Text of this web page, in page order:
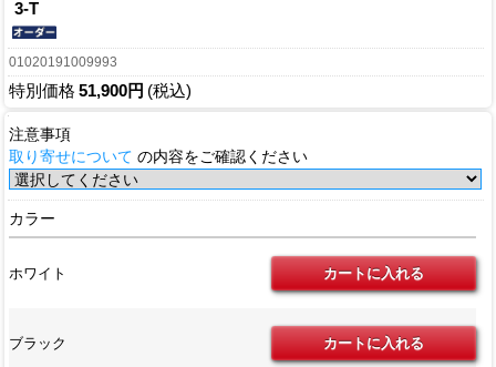
3-T
01020191009993
特別価格 51,900円 (税込)
注意事項
取り寄せについて の内容をご確認ください
カラー
ホワイト
ブラック